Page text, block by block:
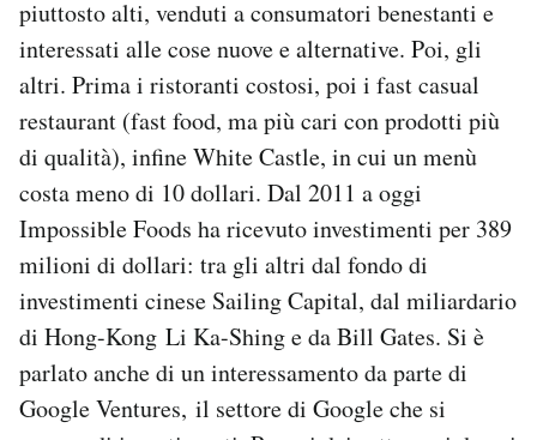
piuttosto alti, venduti a consumatori benestanti e
interessati alle cose nuove e alternative. Poi, gli
altri. Prima i ristoranti costosi, poi i fast casual
restaurant (fast food, ma più cari con prodotti più
di qualità), infine White Castle, in cui un menù
costa meno di 10 dollari. Dal 2011 a oggi
Impossible Foods ha ricevuto investimenti per 389
milioni di dollari: tra gli altri dal fondo di
investimenti cinese Sailing Capital, dal miliardario
di Hong-Kong Li Ka-Shing e da Bill Gates. Si è
parlato anche di un interessamento da parte di
Google Ventures, il settore di Google che si